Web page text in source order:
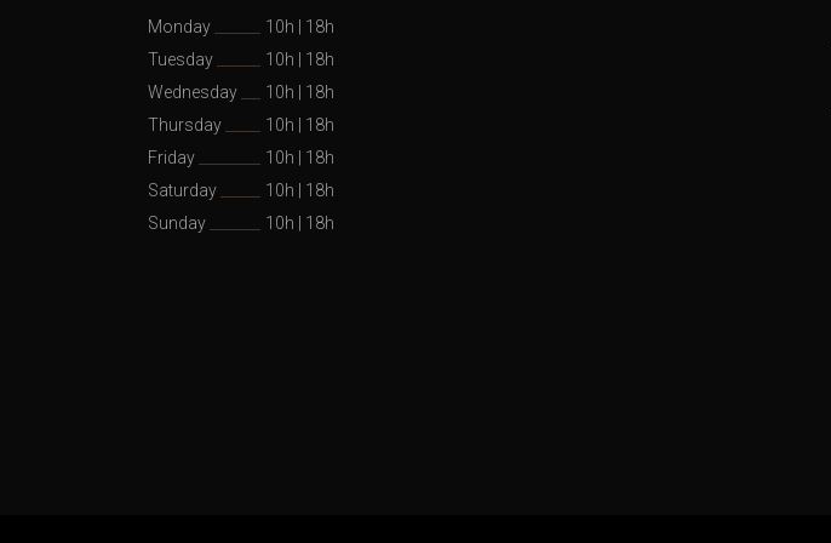
Monday 10h
18h
Tuesday
10h
18h
Wednesday
10h
18h
Thursday
10h
18h
Friday
10h
18h
Saturday
10h
18h
Sunday
10h 18h